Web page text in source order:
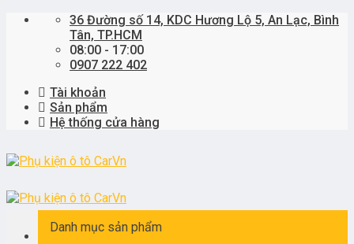
Skip
36 Đường số 14, KDC Hương Lộ 5, An Lạc, Bình
Tân, TP.HCM
08:00 - 17:00
0907 222 402
Tài khoản
Sản phẩm
Hệ thống cửa hàng
Danh mục sản phẩm